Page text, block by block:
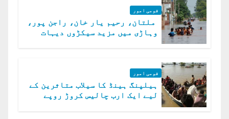
قومی امور
ملتان، رحیم یار خان، راجن پور،
وہاڑی میں مزید سیکڑوں دیہات
قومی امور
ہیلپنگ ہینڈ کا سیلاب متاثرین کے
لیے ایک ارب چالیس کروڑ روپے